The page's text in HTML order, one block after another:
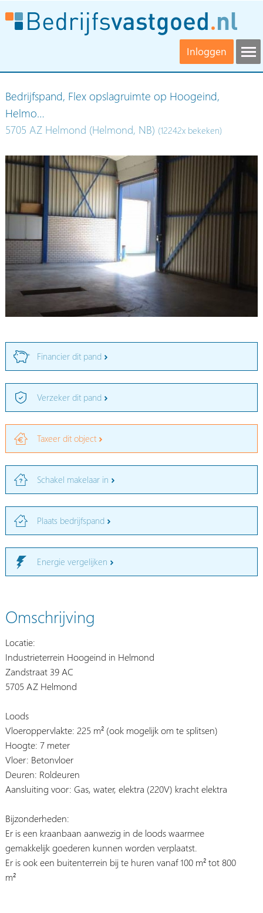
Inloggen
Bedrijfspand, Flex opslagruimte op Hoogeind,
Helmo…
5705 AZ Helmond (Helmond, NB) (12242x bekeken)
Financier dit pand
Verzeker dit pand
Taxeer dit object
Schakel makelaar in
Plaats bedrijfspand
Energie vergelijken
Omschrijving
Locatie:
Industrieterrein Hoogeind in Helmond
Zandstraat 39 AC
5705 AZ Helmond
Loods
Vloeroppervlakte: 225 m² (ook mogelijk om te splitsen)
Hoogte: 7 meter
Vloer: Betonvloer
Deuren: Roldeuren
Aansluiting voor: Gas, water, elektra (220V) kracht elektra
Bijzonderheden:
Er is een kraanbaan aanwezig in de loods waarmee
gemakkelijk goederen kunnen worden verplaatst.
Er is ook een buitenterrein bij te huren vanaf 100 m² tot 800
m²